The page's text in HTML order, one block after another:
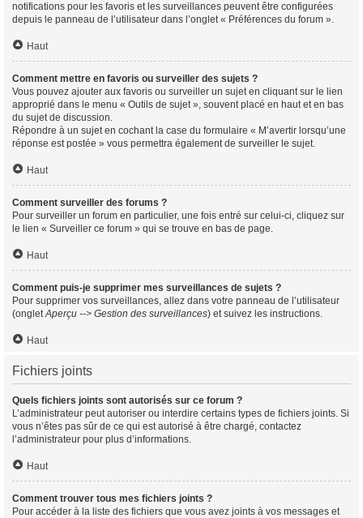
notifications pour les favoris et les surveillances peuvent être configurées
depuis le panneau de l’utilisateur dans l’onglet « Préférences du forum ».
Haut
Comment mettre en favoris ou surveiller des sujets ?
Vous pouvez ajouter aux favoris ou surveiller un sujet en cliquant sur le lien
approprié dans le menu « Outils de sujet », souvent placé en haut et en bas
du sujet de discussion.
Répondre à un sujet en cochant la case du formulaire « M’avertir lorsqu’une
réponse est postée » vous permettra également de surveiller le sujet.
Haut
Comment surveiller des forums ?
Pour surveiller un forum en particulier, une fois entré sur celui-ci, cliquez sur
le lien « Surveiller ce forum » qui se trouve en bas de page.
Haut
Comment puis-je supprimer mes surveillances de sujets ?
Pour supprimer vos surveillances, allez dans votre panneau de l’utilisateur
(ongletAperçu --> Gestion des surveillances) et suivez les instructions.
Haut
Fichiers joints
Quels fichiers joints sont autorisés sur ce forum ?
L’administrateur peut autoriser ou interdire certains types de fichiers joints. Si
vous n’êtes pas sûr de ce qui est autorisé à être chargé, contactez
l’administrateur pour plus d’informations.
Haut
Comment trouver tous mes fichiers joints ?
Pour accéder à la liste des fichiers que vous avez joints à vos messages et